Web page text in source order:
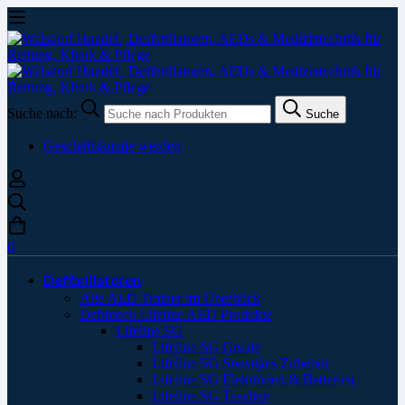
Suche nach: Suche
Geschäftskunde werden
0
Defibrillatoren
Alle AED Trainer im Überblick
Defibtech Lifeline AED Produkte
Lifeline SG
Lifeline SG Geräte
Lifeline SG Sonstiges Zubehör
Lifeline SG Elektroden & Batterien
Lifeline SG Taschen